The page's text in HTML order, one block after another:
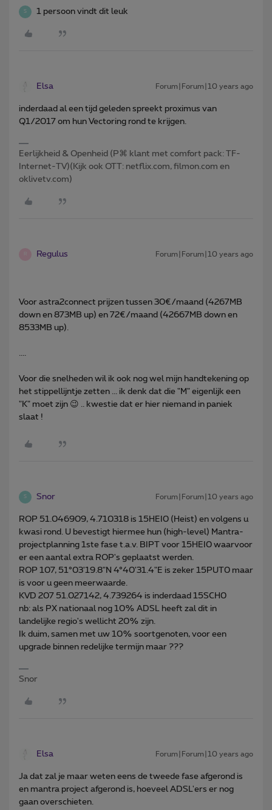
S 1 persoon vindt dit leuk
Elsa Forum|Forum|10 years ago
inderdaad al een tijd geleden spreekt proximus van
Q1/2017 om hun Vectoring rond te krijgen.
Eerlijkheid & Openheid (P⌘ klant met comfort pack: TF-
Internet-TV)(Kijk ook OTT: netflix.com, filmon.com en
oklivetv.com)
Regulus Forum|Forum|10 years ago
Voor astra2connect prijzen tussen 30€/maand (4267MB
down en 873MB up) en 72€/maand (42667MB down en
8533MB up).
Voor die snelheden wil ik ook nog wel mijn handtekening op
het stippellijntje zetten ... ik denk dat die "M" eigenlijk een
"K" moet zijn 😉 .. kwestie dat er hier niemand in paniek
slaat !
S Snor Forum|Forum|10 years ago
ROP 51.046909, 4.710318 is 15HEI0 (Heist) en volgens u
kwasi rond. U bevestigt hiermee hun (high-level) Mantra-
projectplanning 1ste fase t.a.v. BIPT voor 15HEI0 waarvoor
er een aantal extra ROP's geplaatst werden.
ROP 107, 51°03'19.8"N 4°40'31.4"E is zeker 15PUT0 maar
is voor u geen meerwaarde.
KVD 207 51.027142, 4.739264 is inderdaad 15SCH0
nb: als PX nationaal nog 10% ADSL heeft zal dit in
landelijke regio's wellicht 20% zijn.
Ik duim, samen met uw 10% soortgenoten, voor een
upgrade binnen redelijke termijn maar ???
Snor
Elsa Forum|Forum|10 years ago
Ja dat zal je maar weten eens de tweede fase afgerond is
en mantra project afgerond is, hoeveel ADSL'ers er nog
gaan overschieten.